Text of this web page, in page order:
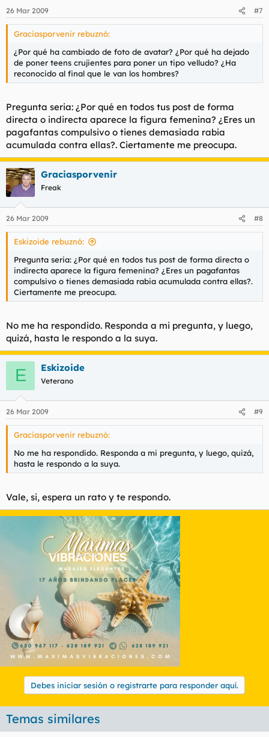
26 Mar 2009 #7
Graciasporvenir rebuznó:
¿Por qué ha cambiado de foto de avatar? ¿Por qué ha dejado
de poner teens crujientes para poner un tipo velludo? ¿Ha
reconocido al final que le van los hombres?
Pregunta seria: ¿Por qué en todos tus post de forma
directa o indirecta aparece la figura femenina? ¿Eres un
pagafantas compulsivo o tienes demasiada rabia
acumulada contra ellas?. Ciertamente me preocupa.
Graciasporvenir
Freak
26 Mar 2009 #8
Eskizoide rebuznó:
Pregunta seria: ¿Por qué en todos tus post de forma directa o
indirecta aparece la figura femenina? ¿Eres un pagafantas
compulsivo o tienes demasiada rabia acumulada contra ellas?.
Ciertamente me preocupa.
No me ha respondido. Responda a mi pregunta, y luego,
quizá, hasta le respondo a la suya.
E Eskizoide
Veterano
26 Mar 2009 #9
Graciasporvenir rebuznó:
No me ha respondido. Responda a mi pregunta, y luego, quizá,
hasta le respondo a la suya.
Vale, si, espera un rato y te respondo.
Debes iniciar sesión o registrarte para responder aquí.
Temas similares